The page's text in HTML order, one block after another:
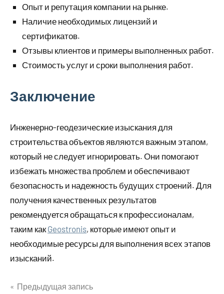
Опыт и репутация компании на рынке.
Наличие необходимых лицензий и
сертификатов.
Отзывы клиентов и примеры выполненных работ.
Стоимость услуг и сроки выполнения работ.
Заключение
Инженерно-геодезические изыскания для
строительства объектов являются важным этапом,
который не следует игнорировать. Они помогают
избежать множества проблем и обеспечивают
безопасность и надежность будущих строений. Для
получения качественных результатов
рекомендуется обращаться к профессионалам,
таким какGeostronis, которые имеют опыт и
необходимые ресурсы для выполнения всех этапов
изысканий.
Предыдущая запись